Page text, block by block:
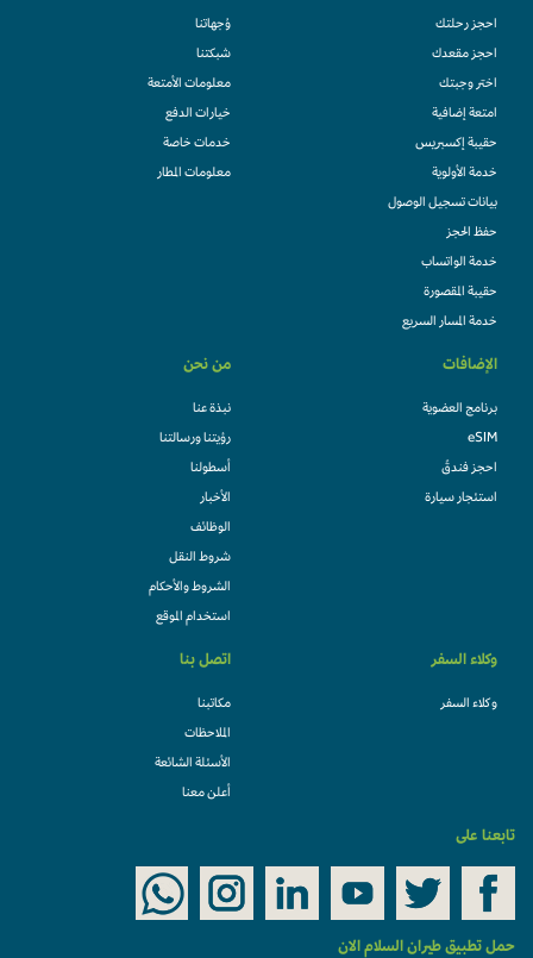
احجز رحلتك
احجز مقعدك
اختر وجبتك
امتعة إضافية
حقيبة إكسبريس
خدمة الأولوية
بيانات تسجيل الوصول
حفظ الحجز
خدمة الواتساب
حقيبة المقصورة
خدمة المسار السريع
وُجهاتنا
شبكتنا
معلومات الأمتعة
خيارات الدفع
خدمات خاصة
معلومات المطار
الإضافات
برنامج العضوية
eSIM
احجز فندقً
استئجار سيارة
من نحن
نبذة عنا
رؤيتنا ورسالتنا
أسطولنا
الأخبار
الوظائف
شروط النقل
الشروط والأحكام
استخدام الموقع
وكلاء السفر
وكلاء السفر
اتصل بنا
مكاتبنا
الملاحظات
الأسئلة الشائعة
أعلن معنا
تابعنا على
حمل تطبيق طيران السلام الان